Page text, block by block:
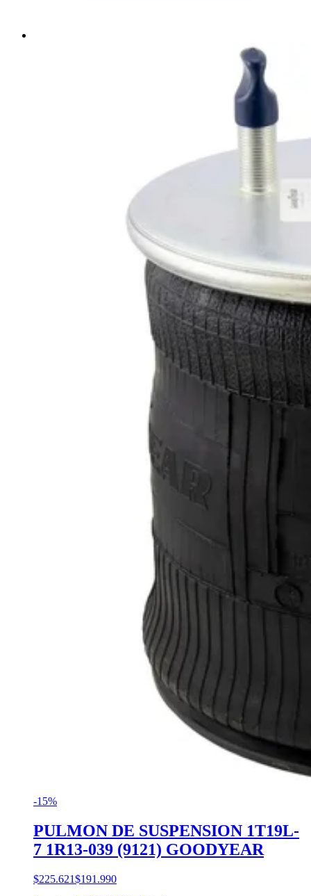
-15%
PULMON DE SUSPENSION 1T19L-
7 1R13-039 (9121) GOODYEAR
$225.621$191.990